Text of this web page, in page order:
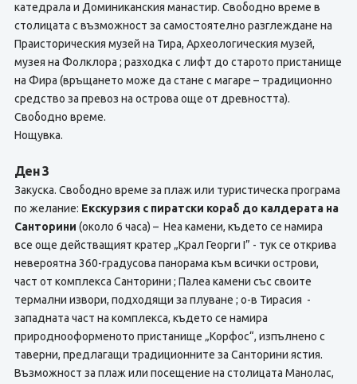
катедрала и Доминиканския манастир. Свободно време в
столицата с възможност за самостоятелно разглеждане на
Праисторическия музей на Тира, Археологическия музей,
музея на Фолклора ; разходка с лифт до старото пристанище
на Фира (връщането може да стане с магаре – традиционно
средство за превоз на острова още от древността).
Свободно време.
Нощувка.
Ден 3
Закуска. Свободно време за плаж или туристическа програма
по желание: Екскурзия с пиратски кораб до калдерата на
Санторини (около 6 часа) – Неа камени, където се намира
все още действащият кратер „Крал Георги I” - тук се открива
невероятна 360-градусова панорама към всички острови,
част от комплекса Санторини ; Палеа камени със своите
термални извори, подходящи за плуване ; о-в Тирасия -
западната част на комплекса, където се намира
природнооформеното пристанище „Корфос“, изпълнено с
таверни, предлагащи традиционните за Санторини ястия.
Възможност за плаж или посещение на столицата Манолас,